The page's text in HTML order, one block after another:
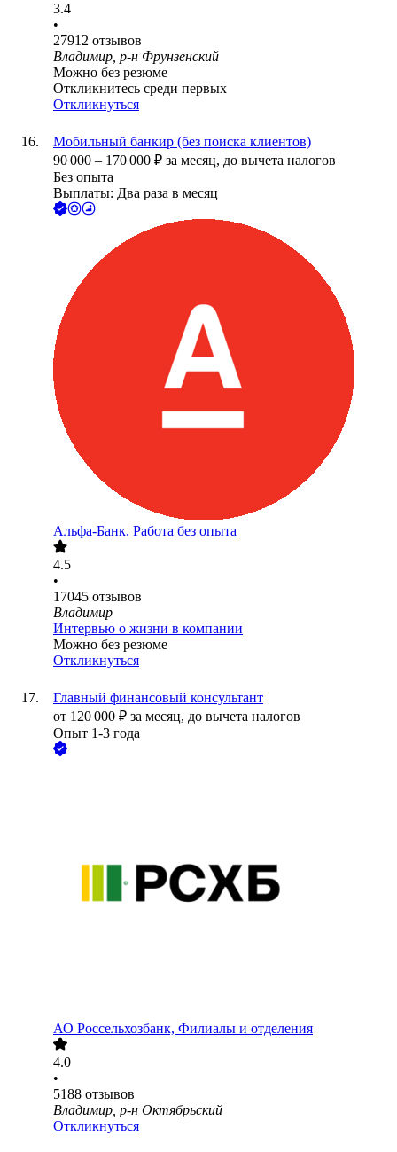
3.4
•
27912 отзывов
Владимир, р-н Фрунзенский
Можно без резюме
Откликнитесь среди первых
Откликнуться
Мобильный банкир (без поиска клиентов)
90 000 – 170 000 ₽ за месяц, до вычета налогов
Без опыта
Выплаты: Два раза в месяц
Альфа-Банк. Работа без опыта
4.5
•
17045 отзывов
Владимир
Интервью о жизни в компании
Можно без резюме
Откликнуться
Главный финансовый консультант
от 120 000 ₽ за месяц, до вычета налогов
Опыт 1-3 года
АО Россельхозбанк, Филиалы и отделения
4.0
•
5188 отзывов
Владимир, р-н Октябрьский
Откликнуться